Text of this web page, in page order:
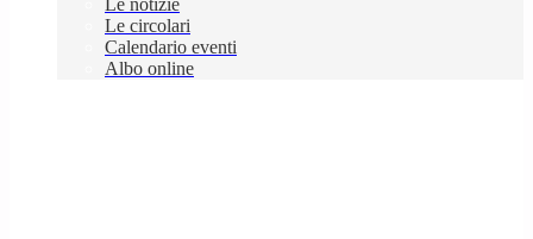
Le notizie
Le circolari
Calendario eventi
Albo online